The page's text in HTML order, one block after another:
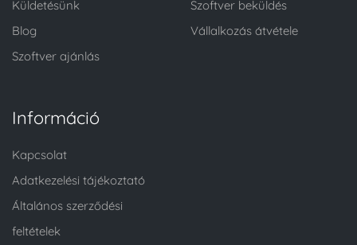
Küldetésünk
Blog
Szoftver ajánlás
Szoftver beküldés
Vállalkozás átvétele
Információ
Kapcsolat
Adatkezelési tájékoztató
Általános szerződési
feltételek